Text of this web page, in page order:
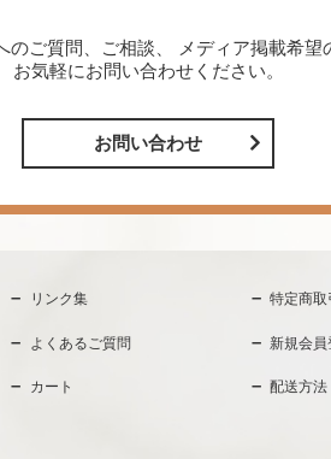
のご質問、ご相談、
メディア掲載希望
お気軽にお問い合わせください。
お問い合わせ
リンク集 特定商取
よくあるご質問 新規会員
カート 配送方法